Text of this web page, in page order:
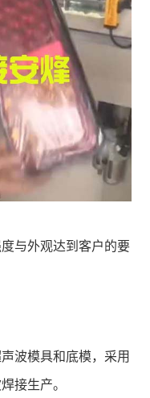
与外观达到客户的要
波模具和底模，采用
接生产。